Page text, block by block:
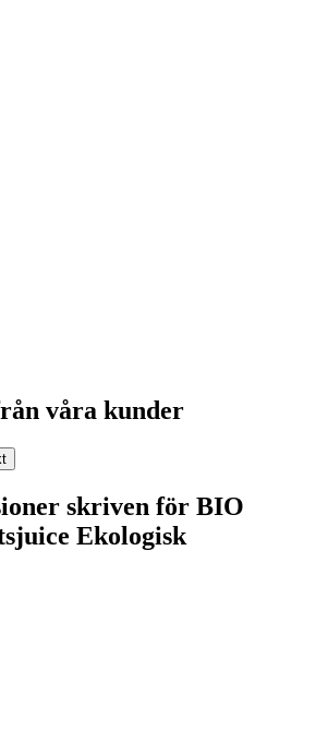
våra kunder
skriven för BIO
Ekologisk